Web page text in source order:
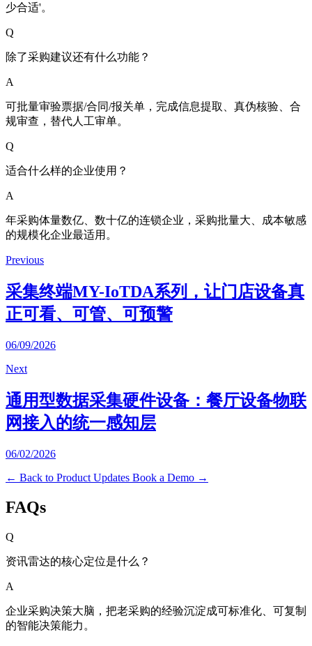
少合适'。
Q
除了采购建议还有什么功能？
A
可批量审验票据/合同/报关单，完成信息提取、真伪核验、合
规审查，替代人工审单。
Q
适合什么样的企业使用？
A
年采购体量数亿、数十亿的连锁企业，采购批量大、成本敏感
的规模化企业最适用。
Previous
采集终端MY-IoTDA系列，让门店设备真
正可看、可管、可预警
06/09/2026
Next
通用型数据采集硬件设备：餐厅设备物联
网接入的统一感知层
06/02/2026
← Back to Product Updates Book a Demo →
FAQs
Q
资讯雷达的核心定位是什么？
A
企业采购决策大脑，把老采购的经验沉淀成可标准化、可复制
的智能决策能力。